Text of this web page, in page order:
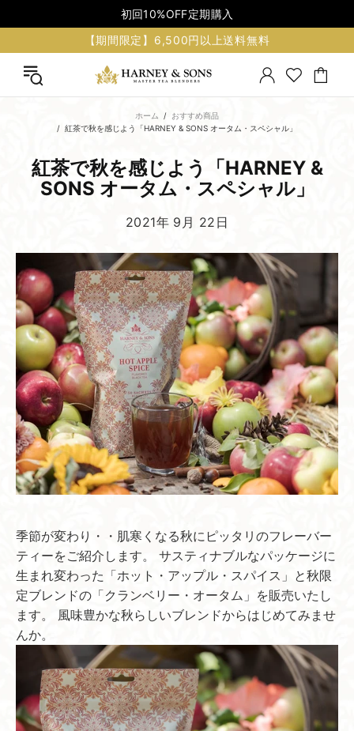
初回10%OFF定期購入
【期間限定】6,500円以上送料無料
ホーム
おすすめ商品
紅茶で秋を感じよう「HARNEY & SONS オータム・スペシャル」
紅茶で​秋を​感じよう​「HARNEY &
SONS オータム・スペシャル」
2021年 9月 22日
季節が変わり・・肌寒くなる秋にピッタリのフレーバー
ティーをご紹介します。 サスティナブルなパッケージに
生まれ変わった「ホット・アップル・スパイス」と秋限
定ブレンドの「クランベリー・オータム」を販売いたし
ます。 風味豊かな秋らしいブレンドからはじめてみませ
んか。